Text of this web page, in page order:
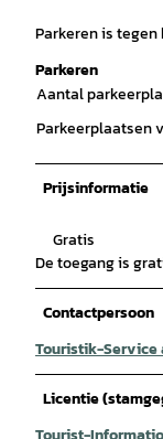
Parkeren is tegen
Parkeren
Aantal
Parkeerplaatsen
Prijsinformatie
Gratis
De toegang is
Contactpersoon
Touristik-Service
Licentie